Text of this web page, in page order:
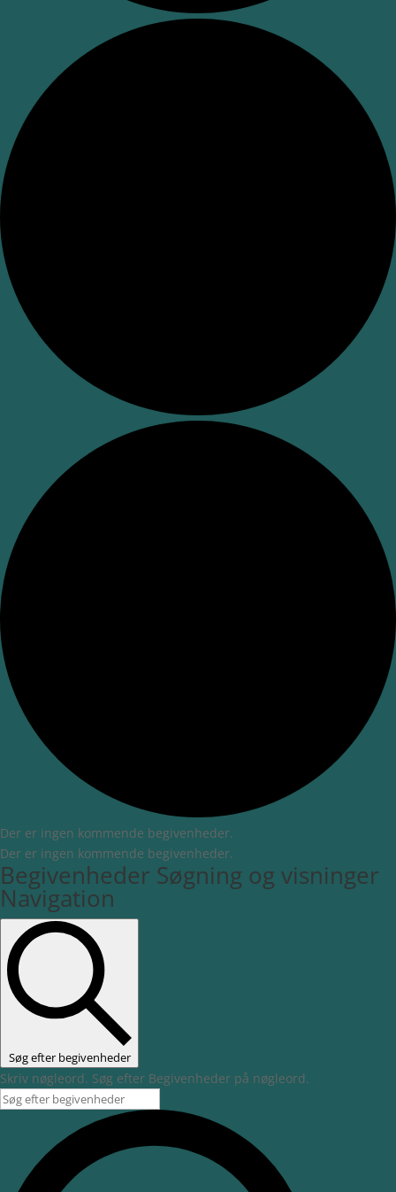
Der er ingen kommende begivenheder.
Der er ingen kommende begivenheder.
Begivenheder Søgning og visninger
Navigation
Søg efter begivenheder
Skriv nøgleord. Søg efter Begivenheder på nøgleord.